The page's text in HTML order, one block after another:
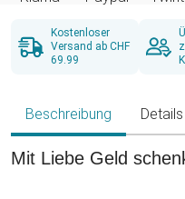
Kostenloser
Versand ab CHF
69.99
Beschreibung Details
Mit Liebe Geld